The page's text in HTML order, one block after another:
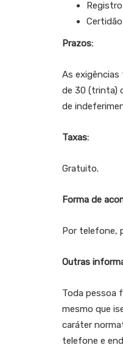
Prazos:
As
de 30 (trinta)
de
Taxas:
Gratuito.
Forma de
Por telefone,
Outras
Toda pessoa
mesmo que
caráter
telefone e